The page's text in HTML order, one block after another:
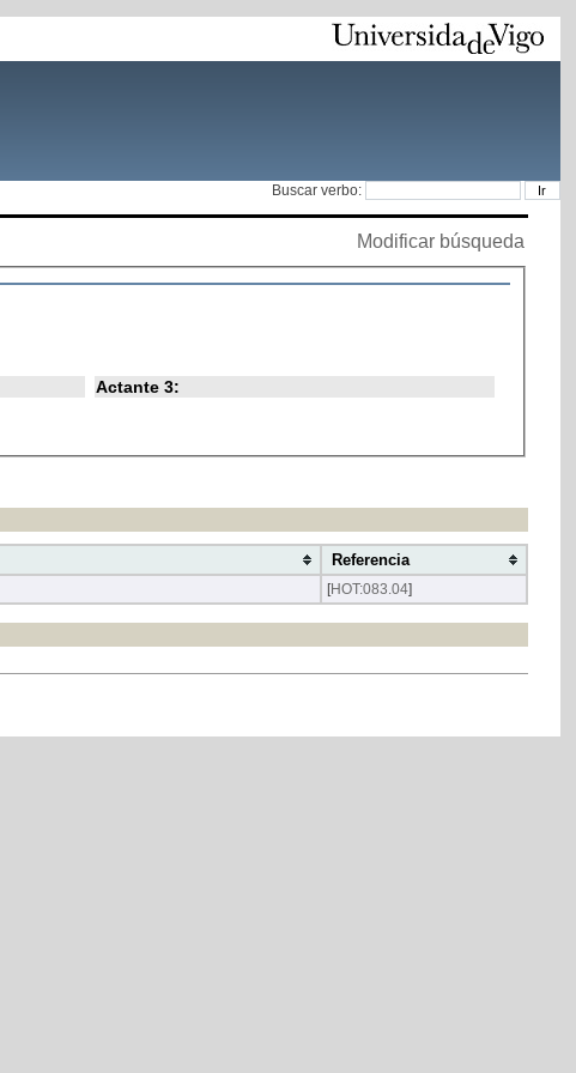
Buscar verbo:
Modificar búsqueda
Actante 3:
Referencia
[HOT:083.04]